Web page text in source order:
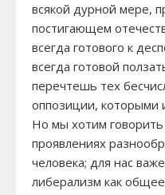
всякой дурной мере,
постигающем
всегда готового к
всегда готовой
перечтешь тех
оппозиции, которыми
Но мы хотим
проявлениях
человека; для нас
либерализм как